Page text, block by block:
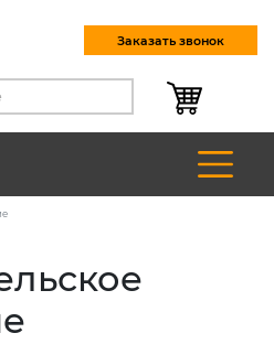
Заказать звонок